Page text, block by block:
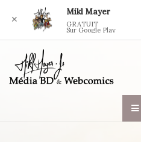
✕
Mikl Mayer
GRATUIT
Sur Google Play